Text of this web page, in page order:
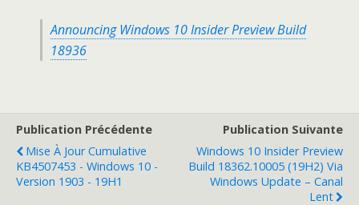
Announcing Windows 10 Insider Preview Build
18936
Publication Précédente
Mise À Jour Cumulative
KB4507453 - Windows 10 -
Version 1903 - 19H1
Publication Suivante
Windows 10 Insider Preview
Build 18362.10005 (19H2) Via
Windows Update – Canal
Lent